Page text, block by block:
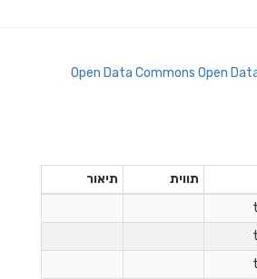
Open Data Commons Open
תווית
תיאור